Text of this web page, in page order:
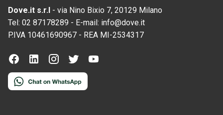
Dove.it s.r.l - via Nino Bixio 7, 20129 Milano
Tel: 02 87178289 - E-mail: info@dove.it
P.IVA 10461690967 - REA MI-2534317